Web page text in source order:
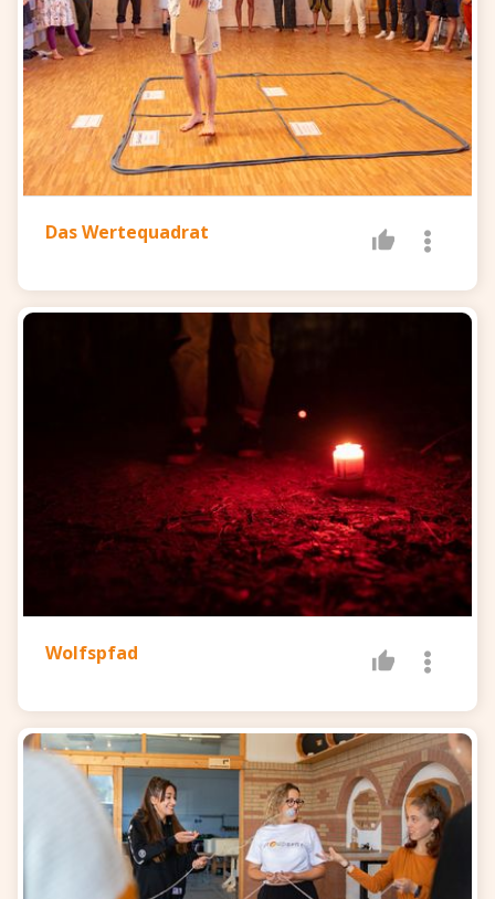
Das Wertequadrat
Wolfspfad